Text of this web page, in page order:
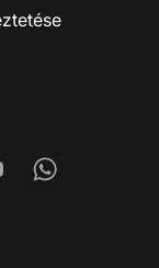
Whatsapp